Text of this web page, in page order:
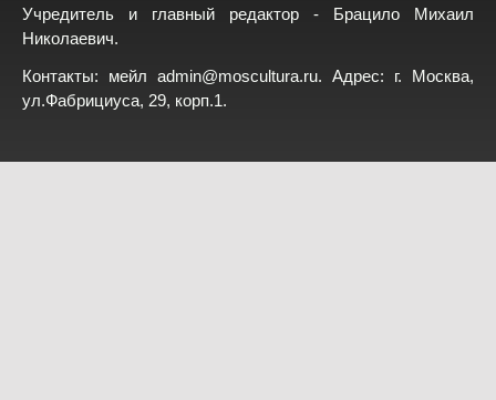
Учредитель и главный редактор - Брацило Михаил
Николаевич.
Контакты: мейл admin@moscultura.ru. Адрес: г. Москва,
ул.Фабрициуса, 29, корп.1.